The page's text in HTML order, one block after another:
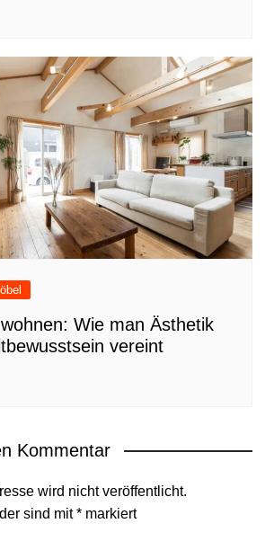
Wie man Ästhetik
vereint
Kommentar
wird nicht veröffentlicht.
sind mit*markiert